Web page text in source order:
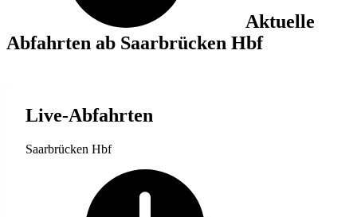
Aktuelle
Abfahrten ab Saarbrücken Hbf
Live-Abfahrten
Saarbrücken Hbf